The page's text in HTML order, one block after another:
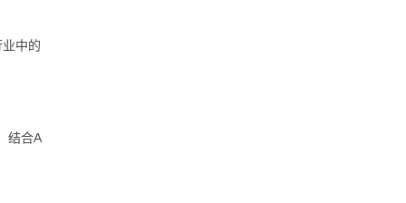
中的
结合A